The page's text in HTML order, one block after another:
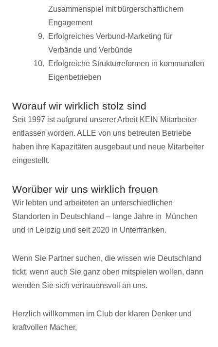
Zusammenspiel mit bürgerschaftlichem
Engagement
Erfolgreiches Verbund-Marketing für
Verbände und Verbünde
Erfolgreiche Strukturreformen in kommunalen
Eigenbetrieben
Worauf wir wirklich stolz sind
Seit 1997 ist aufgrund unserer Arbeit KEIN Mitarbeiter
entlassen worden. ALLE von uns betreuten Betriebe
haben ihre Kapazitäten ausgebaut und neue Mitarbeiter
eingestellt.
Worüber wir uns wirklich freuen
Wir lebten und arbeiteten an unterschiedlichen
Standorten in Deutschland – lange Jahre in München
und in Leipzig und seit 2020 in Unterfranken.
Wenn Sie Partner suchen, die wissen wie Deutschland
tickt, wenn auch Sie ganz oben mitspielen wollen, dann
wenden Sie sich vertrauensvoll an uns.
Herzlich willkommen im Club der klaren Denker und
kraftvollen Macher,